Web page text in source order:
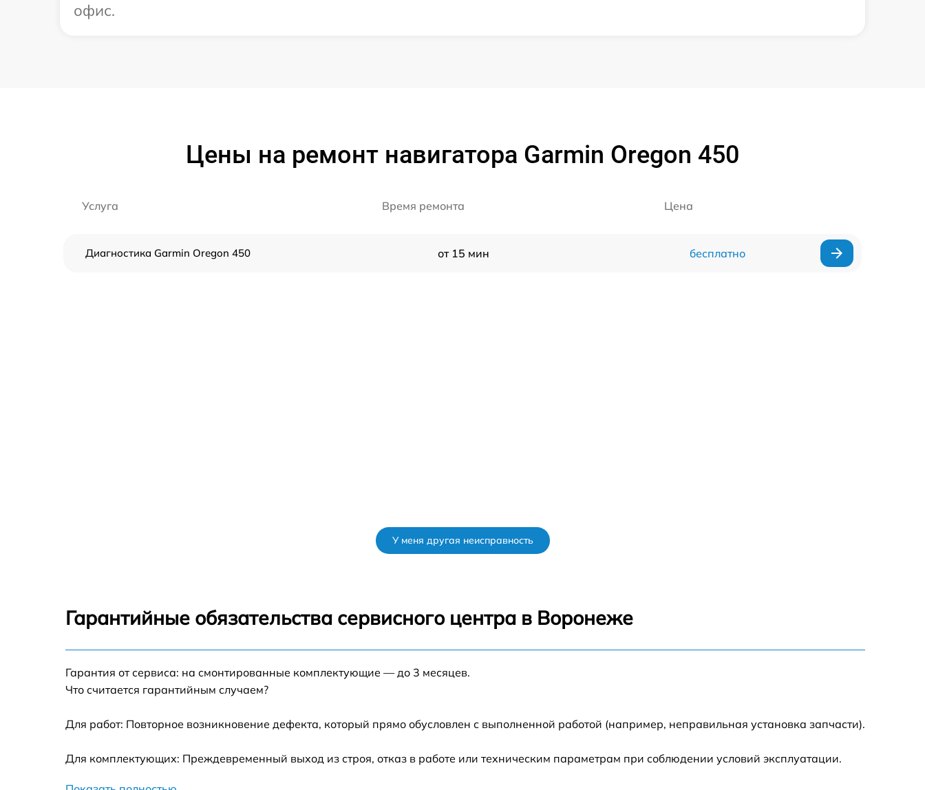
офис.
Цены на ремонт навигатора Garmin Oregon 450
Услуга Время ремонта Цена
Диагностика Garmin Oregon 450 от 15 мин бесплатно
У меня другая неисправность
Гарантийные обязательства сервисного центра в Воронеже
Гарантия от сервиса: на смонтированные комплектующие — до 3 месяцев.
Что считается гарантийным случаем?
Для работ: Повторное возникновение дефекта, который прямо обусловлен с выполненной работой (например, неправильная установка запчасти).
Для комплектующих: Преждевременный выход из строя, отказ в работе или техническим параметрам при соблюдении условий эксплуатации.